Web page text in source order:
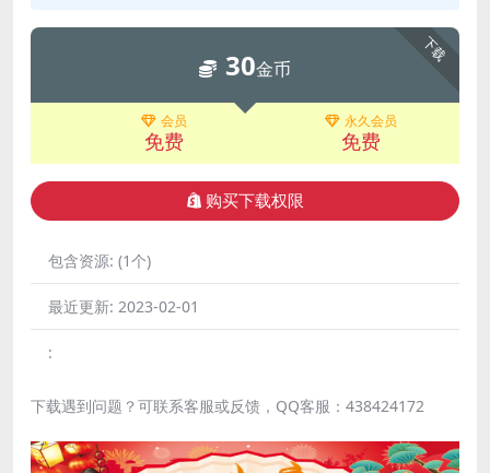
下载
30金币
会员
免费
永久会员
免费
购买下载权限
包含资源: (1个)
最近更新: 2023-02-01
:
下载遇到问题？可联系客服或反馈，QQ客服：438424172